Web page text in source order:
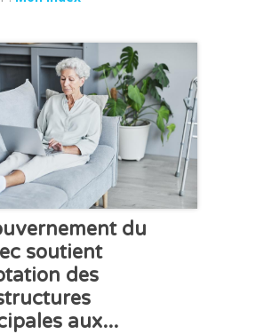
du
soutient
des
aux...